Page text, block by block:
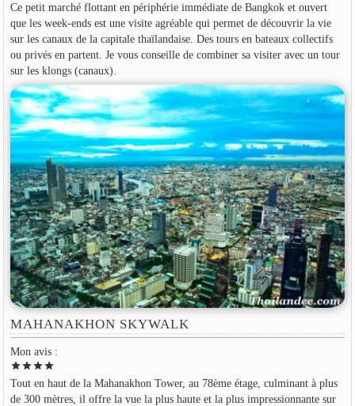
Ce petit marché flottant en périphérie immédiate de Bangkok et ouvert
que les week-ends est une visite agréable qui permet de découvrir la vie
sur les canaux de la capitale thaïlandaise. Des tours en bateaux collectifs
ou privés en partent. Je vous conseille de combiner sa visiter avec un tour
sur les klongs (canaux).
MAHANAKHON SKYWALK
Mon avis :
starstarstarstar
Tout en haut de la Mahanakhon Tower, au 78ème étage, culminant à plus
de 300 mètres, il offre la vue la plus haute et la plus impressionnante sur